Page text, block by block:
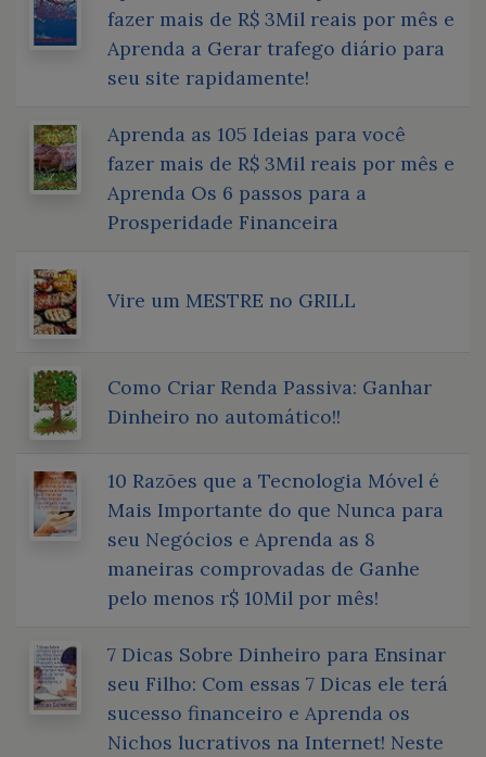
fazer mais de R$ 3Mil reais por mês e
Aprenda a Gerar trafego diário para
seu site rapidamente!
Aprenda as 105 Ideias para você
fazer mais de R$ 3Mil reais por mês e
Aprenda Os 6 passos para a
Prosperidade Financeira
Vire um MESTRE no GRILL
Como Criar Renda Passiva: Ganhar
Dinheiro no automático!!
10 Razões que a Tecnologia Móvel é
Mais Importante do que Nunca para
seu Negócios e Aprenda as 8
maneiras comprovadas de Ganhe
pelo menos r$ 10Mil por mês!
7 Dicas Sobre Dinheiro para Ensinar
seu Filho: Com essas 7 Dicas ele terá
sucesso financeiro e Aprenda os
Nichos lucrativos na Internet! Neste